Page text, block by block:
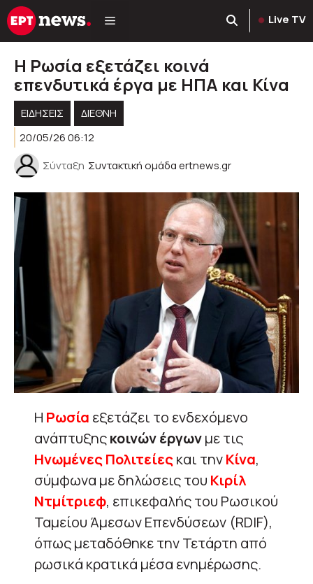
Μετάβαση
σε
Live TV
Η Ρωσία εξετάζει κοινά
επενδυτικά έργα με ΗΠΑ και Κίνα
ΕΙΔΗΣΕΙΣ
ΔΙΕΘΝΗ
20/05/26 06:12
Σύνταξη Συντακτική ομάδα ertnews.gr
Η Ρωσία εξετάζει το ενδεχόμενο
ανάπτυξηςκοινών έργωνμε τις
Ηνωμένες Πολιτείεςκαι τηνΚίνα,
σύμφωνα με δηλώσεις του Κιρίλ
Ντμίτριεφ, επικεφαλής του Ρωσικού
Ταμείου Άμεσων Επενδύσεων (RDIF),
όπως μεταδόθηκε την Τετάρτη από
ρωσικά κρατικά μέσα ενημέρωσης.